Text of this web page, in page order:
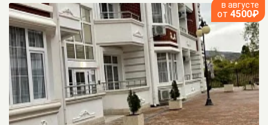
в августе
от 4500₽